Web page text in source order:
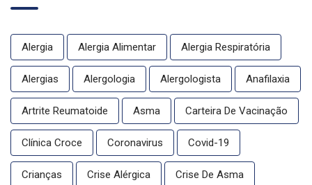
Alergia Alergia Alimentar Alergia Respiratória
Alergias Alergologia Alergologista Anafilaxia
Artrite Reumatoide Asma Carteira De Vacinação
Clínica Croce Coronavirus Covid-19
Crianças Crise Alérgica Crise De Asma